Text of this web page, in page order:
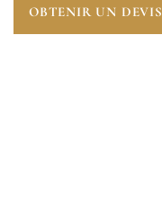
OBTENIR UN DEVIS